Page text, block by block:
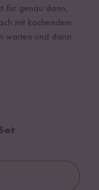
für genau dann,
mit kochendem
warten und dann